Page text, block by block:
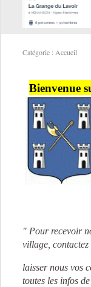
Catégorie : Accueil
Bienvenue
" Pour recevoir
village, contactez
laisser nous vos
toutes les infos